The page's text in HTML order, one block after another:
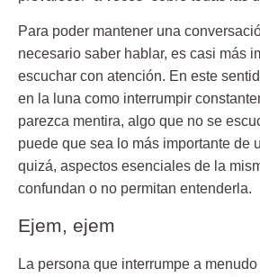
Para poder mantener una
necesario saber hablar, es casi más
escuchar con atención. En este
en la luna como interrumpir
parezca mentira, algo que no se
puede que sea lo más importante de
quizá, aspectos esenciales de la
confundan o no permitan entenderla.
Ejem, ejem
La persona que interrumpe a